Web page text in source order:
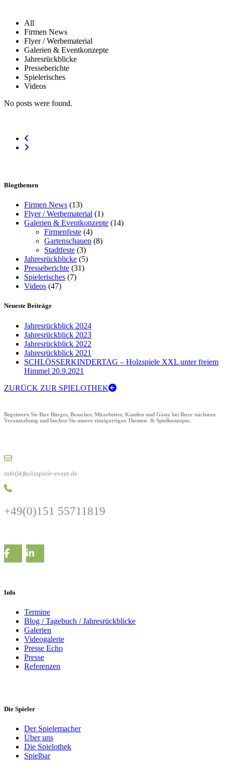
All
Firmen News
Flyer / Werbematerial
Galerien & Eventkonzepte
Jahresrückblicke
Presseberichte
Spielerisches
Videos
No posts were found.
Blogthemen
Firmen News (13)
Flyer / Werbematerial (1)
Galerien & Eventkonzepte (14)
Firmenfeste (4)
Gartenschauen (8)
Stadtfeste (3)
Jahresrückblicke (5)
Presseberichte (31)
Spielerisches (7)
Videos (47)
Neueste Beiträge
Jahresrückblick 2024
Jahresrückblick 2023
Jahresrückblick 2022
Jahresrückblick 2021
SCHLÖSSERKINDERTAG – Holzspiele XXL unter freiem
Himmel 20.9.2021
ZURÜCK ZUR SPIELOTHEK
Begeistern Sie Ihre Bürger, Besucher, Mitarbeiter, Kunden und Gäste bei Ihrer nächsten
Veranstaltung und buchen Sie unsere einzigartigen Themen- & Spielkonzepte.
info(ät)holzspiele-event.de
+49(0)151 55711819
Info
Termine
Blog / Tagebuch / Jahresrückblicke
Galerien
Videogalerie
Presse Echo
Presse
Referenzen
Die Spieler
Der Spielemacher
Über uns
Die Spielothek
Spielbar